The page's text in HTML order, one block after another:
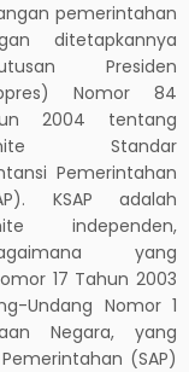
pemerintahan
ditetapkannya
Presiden
Nomor 84
2004 tentang
Standar
Pemerintahan
KSAP adalah
independen,
yang
17 Tahun 2003
Undang Nomor 1
Negara, yang
(SAP)